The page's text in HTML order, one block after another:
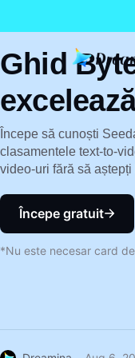
Ghid
Începe să cunoști
clasamentele text-to-
video-uri fără să aștepți
Începe gratuit
*Nu este necesar card